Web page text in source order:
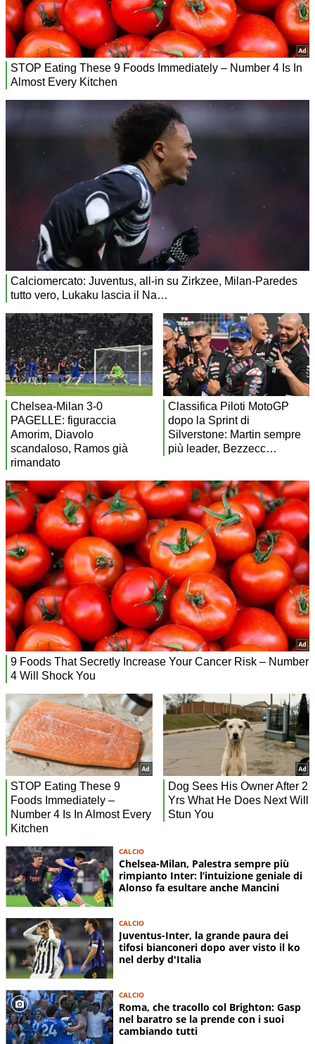
CALCIO
Chelsea-Milan, Palestra sempre più
rimpianto Inter: l’intuizione geniale di
Alonso fa esultare anche Mancini
CALCIO
Juventus-Inter, la grande paura dei
tifosi bianconeri dopo aver visto il ko
nel derby d'Italia
CALCIO
Roma, che tracollo col Brighton: Gasp
nel baratro se la prende con i suoi
cambiando tutti